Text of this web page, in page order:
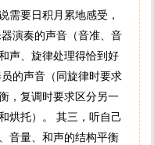
需要日积月累地感受，
演奏的声音（音准、音
声、旋律处理得恰到好
的声音（同旋律时要求
，复调时要求区分另一
烘托）。 其三，听自己
音量、和声的结构平衡